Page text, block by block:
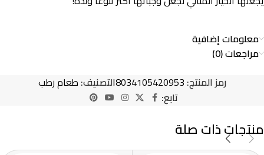
معلومات إضافية
مراجعات (0)
رمز المنتج: 8034105420953التصنيف: طعام رطب
تابع:
منتجات ذات صلة